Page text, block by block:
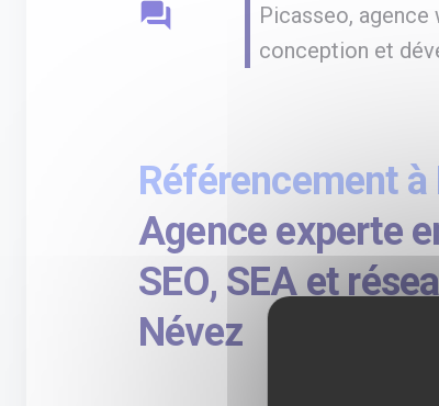
question_answer
Picasseo, agence
conception et
Référencement à
Agence experte
SEO, SEA et
Névez